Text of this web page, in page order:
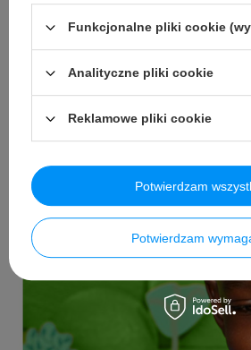
Bezpieczna zabawa dla
jakość wykonania i
Produkt został zaprojektowany z myślą o
wykonanie oraz atestowane materiały
w pełni bezpieczny nawet dla kilkulatków.
detale sprawiają, że zabawka prezentuje
stanowi atrakcyjny element każdej
Funkcjonalne pliki cookie
Analityczne pliki cookie
Reklamowe pliki cookie
Potwierdzam
Potwierdzam